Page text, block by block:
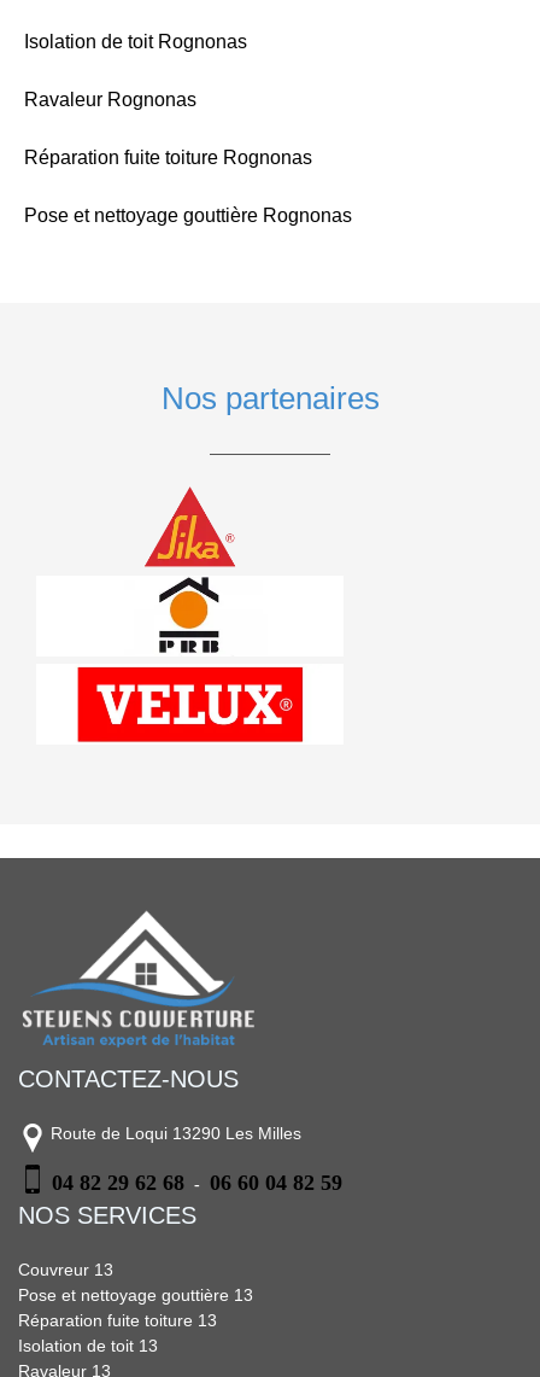
Isolation de toit Rognonas
Ravaleur Rognonas
Réparation fuite toiture Rognonas
Pose et nettoyage gouttière Rognonas
Nos partenaires
CONTACTEZ-NOUS
Route de Loqui 13290 Les Milles
04 82 29 62 68 - 06 60 04 82 59
NOS SERVICES
Couvreur 13
Pose et nettoyage gouttière 13
Réparation fuite toiture 13
Isolation de toit 13
Ravaleur 13